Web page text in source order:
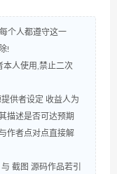
个人都遵守这一
!
本人使用,禁止二次
供者设定 收益人为
描述是否可达预期
作者点对点直接解
截图 源码作品若引